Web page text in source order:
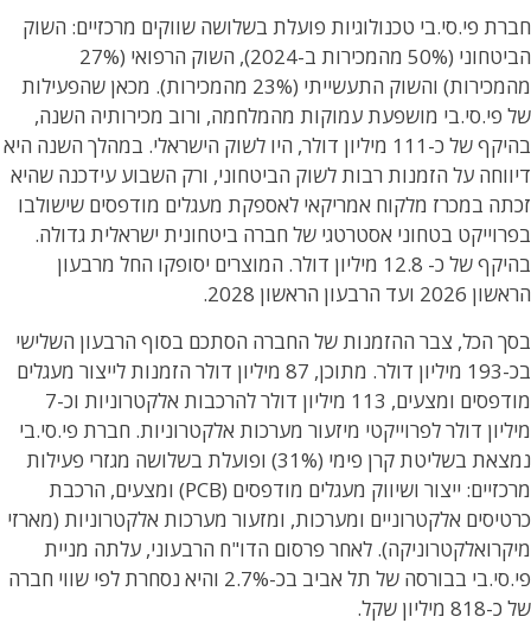
חברת פי.סי.בי טכנולוגיות פועלת בשלושה שווקים מרכזיים: השוק
הביטחוני (50% מהמכירות ב-2024), השוק הרפואי (27%
מהמכירות) והשוק התעשייתי (23% מהמכירות). מכאן שהפעילות
של פי.סי.בי מושפעת עמוקות מהמלחמה, ורוב מכירותיה השנה,
בהיקף של כ-111 מיליון דולר, היו לשוק הישראלי. במהלך השנה היא
דיווחה על הזמנות רבות לשוק הביטחוני, ורק השבוע עידכנה שהיא
זכתה במכרז מלקוח אמריקאי לאספקת מעגלים מודפסים שישולבו
בפרוייקט בטחוני אסטרטגי של חברה ביטחונית ישראלית גדולה.
בהיקף של כ- 12.8 מיליון דולר. המוצרים יסופקו החל מרבעון
הראשון 2026 ועד הרבעון הראשון 2028.
בסך הכל, צבר ההזמנות של החברה הסתכם בסוף הרבעון השלישי
בכ-193 מיליון דולר. מתוכן, 87 מיליון דולר הזמנות לייצור מעגלים
מודפסים ומצעים, 113 מיליון דולר להרכבות אלקטרוניות וכ-7
מיליון דולר לפרוייקטי מיזעור מערכות אלקטרוניות. חברת פי.סי.בי
נמצאת בשליטת קרן פימי (31%) ופועלת בשלושה מגזרי פעילות
מרכזיים: ייצור ושיווק מעגלים מודפסים (PCB) ומצעים, הרכבת
כרטיסים אלקטרוניים ומערכות, ומזעור מערכות אלקטרוניות (מארזי
מיקרואלקטרוניקה). לאחר פרסום הדו"ח הרבעוני, עלתה מניית
פי.סי.בי בבורסה של תל אביב בכ-2.7% והיא נסחרת לפי שווי חברה
של כ-818 מיליון שקל.